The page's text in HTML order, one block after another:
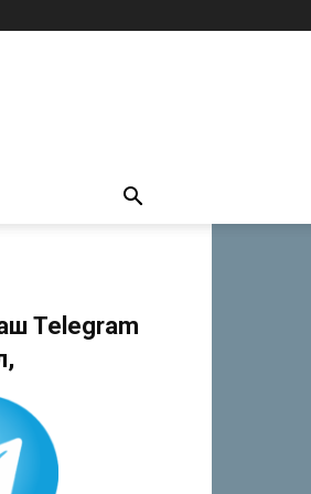
Telegram